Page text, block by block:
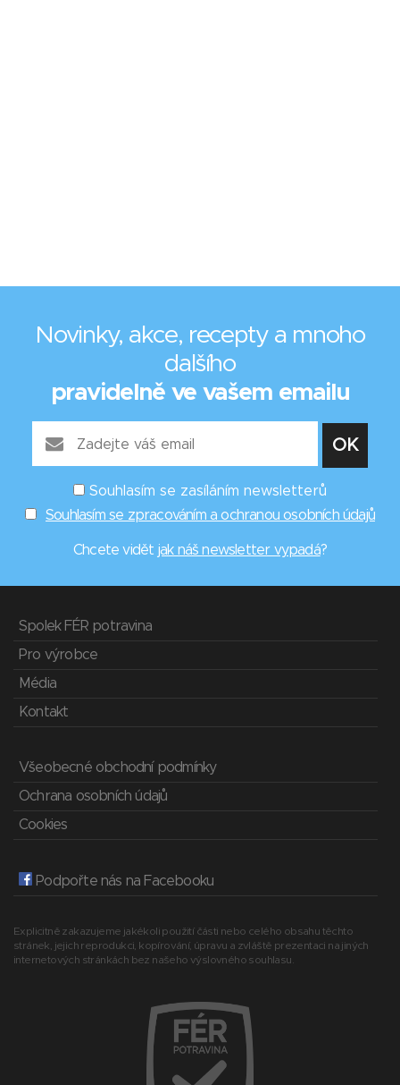
Novinky, akce, recepty a mnoho
dalšího
pravidelně ve vašem emailu
Souhlasím se zasíláním newsletterů
Souhlasím se zpracováním a ochranou osobních údajů
Chcete vidět jak náš newsletter vypadá?
Spolek FÉR potravina
Pro výrobce
Média
Kontakt
Všeobecné obchodní podmínky
Ochrana osobních údajů
Cookies
Podpořte nás na Facebooku
Explicitně zakazujeme jakékoli použití části nebo celého obsahu těchto
stránek, jejich reprodukci, kopírování, úpravu a zvláště prezentaci na jiných
internetových stránkách bez našeho výslovného souhlasu.